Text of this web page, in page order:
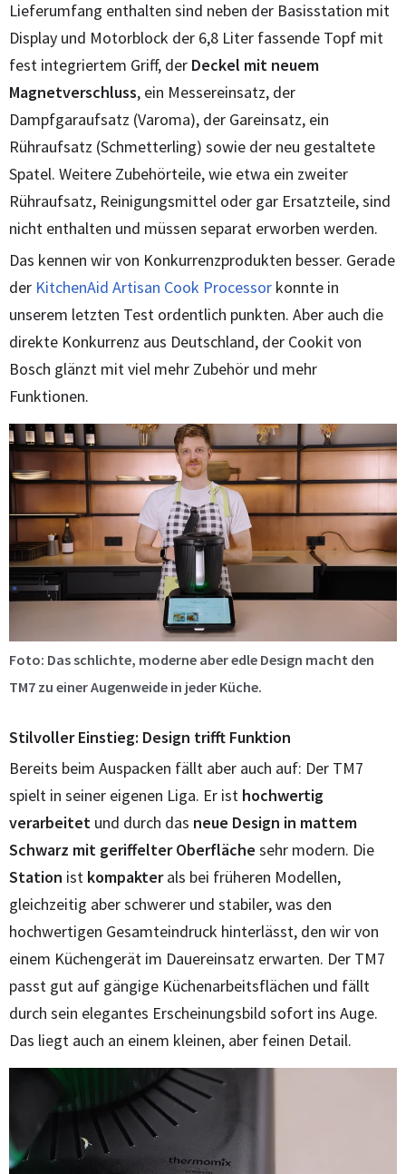
Lieferumfang enthalten sind neben der Basisstation mit
Display und Motorblock der 6,8 Liter fassende Topf mit
fest integriertem Griff, der Deckel mit neuem
Magnetverschluss, ein Messereinsatz, der
Dampfgaraufsatz (Varoma), der Gareinsatz, ein
Rühraufsatz (Schmetterling) sowie der neu gestaltete
Spatel. Weitere Zubehörteile, wie etwa ein zweiter
Rühraufsatz, Reinigungsmittel oder gar Ersatzteile, sind
nicht enthalten und müssen separat erworben werden.
Das kennen wir von Konkurrenzprodukten besser. Gerade
der KitchenAid Artisan Cook Processor konnte in
unserem letzten Test ordentlich punkten. Aber auch die
direkte Konkurrenz aus Deutschland, der Cookit von
Bosch glänzt mit viel mehr Zubehör und mehr
Funktionen.
Foto: Das schlichte, moderne aber edle Design macht den
TM7 zu einer Augenweide in jeder Küche.
Stilvoller Einstieg: Design trifft Funktion
Bereits beim Auspacken fällt aber auch auf: Der TM7
spielt in seiner eigenen Liga. Er ist hochwertig
verarbeitet und durch das neue Design in mattem
Schwarz mit geriffelter Oberfläche sehr modern. Die
Station ist kompakterals bei früheren Modellen,
gleichzeitig aber schwerer und stabiler, was den
hochwertigen Gesamteindruck hinterlässt, den wir von
einem Küchengerät im Dauereinsatz erwarten. Der TM7
passt gut auf gängige Küchenarbeitsflächen und fällt
durch sein elegantes Erscheinungsbild sofort ins Auge.
Das liegt auch an einem kleinen, aber feinen Detail.